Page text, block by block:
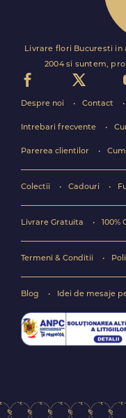
Livrare flori Bucuresti in
2004 si suntem,
Despre noi Contact
Intrebari frecvente
Parerea clientilor
Colectii Cadouri
Livrare Gratuita 100%
Termeni & Conditii
Blog Idei de mesaje